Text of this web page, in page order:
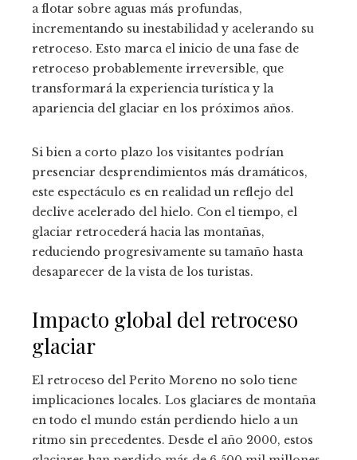
a flotar sobre aguas más profundas,
incrementando su inestabilidad y acelerando su
retroceso. Esto marca el inicio de una fase de
retroceso probablemente irreversible, que
transformará la experiencia turística y la
apariencia del glaciar en los próximos años.
Si bien a corto plazo los visitantes podrían
presenciar desprendimientos más dramáticos,
este espectáculo es en realidad un reflejo del
declive acelerado del hielo. Con el tiempo, el
glaciar retrocederá hacia las montañas,
reduciendo progresivamente su tamaño hasta
desaparecer de la vista de los turistas.
Impacto global del retroceso
glaciar
El retroceso del Perito Moreno no solo tiene
implicaciones locales. Los glaciares de montaña
en todo el mundo están perdiendo hielo a un
ritmo sin precedentes. Desde el año 2000, estos